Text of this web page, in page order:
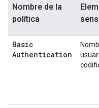
Nombre de la
política
Basic
Authentication